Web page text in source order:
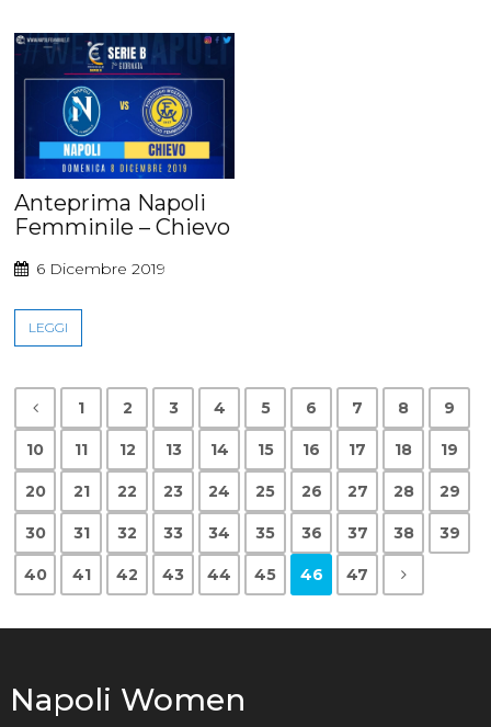
Anteprima Napoli
Femminile – Chievo
6 Dicembre 2019
LEGGI
1 2 3 4 5 6 7 8 9
10 11 12 13 14 15 16 17 18 19
20 21 22 23 24 25 26 27 28 29
30 31 32 33 34 35 36 37 38 39
40 41 42 43 44 45 46 47
Napoli Women